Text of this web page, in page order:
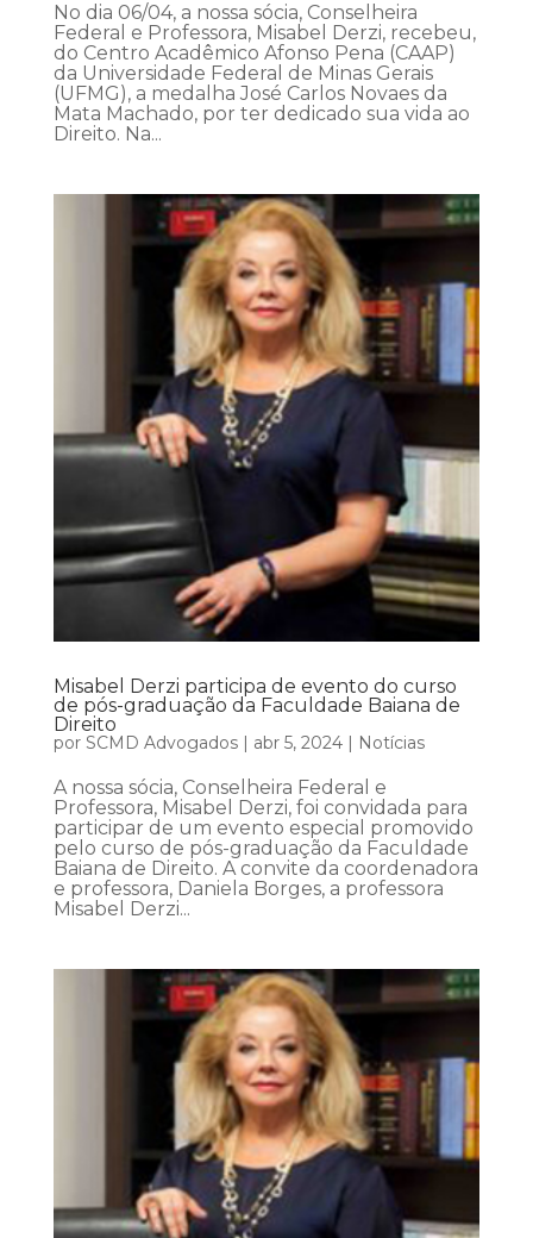
No dia 06/04, a nossa sócia, Conselheira
Federal e Professora, Misabel Derzi, recebeu,
do Centro Acadêmico Afonso Pena (CAAP)
da Universidade Federal de Minas Gerais
(UFMG), a medalha José Carlos Novaes da
Mata Machado, por ter dedicado sua vida ao
Direito. Na...
Misabel Derzi participa de evento do curso
de pós-graduação da Faculdade Baiana de
Direito
por SCMD Advogados| abr 5, 2024| Notícias
A nossa sócia, Conselheira Federal e
Professora, Misabel Derzi, foi convidada para
participar de um evento especial promovido
pelo curso de pós-graduação da Faculdade
Baiana de Direito. A convite da coordenadora
e professora, Daniela Borges, a professora
Misabel Derzi...